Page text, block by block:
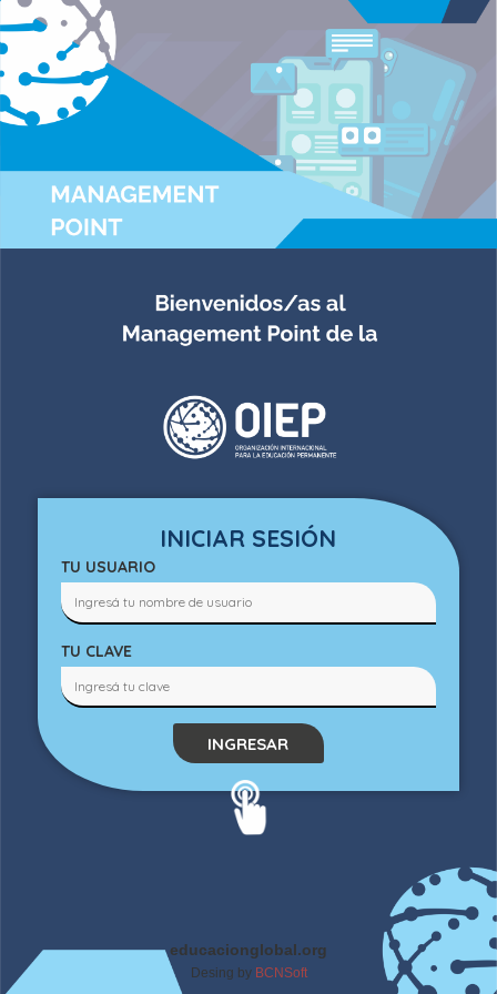
INICIAR SESIÓN
TU USUARIO
TU CLAVE
INGRESAR
educacionglobal.org
Desing by BCNSoft